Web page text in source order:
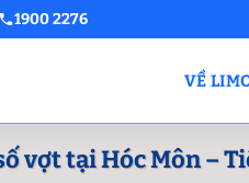
1900 2276
VỀ
vợt tại Hóc Môn –